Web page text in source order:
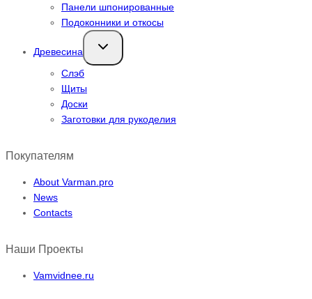
Панели шпонированные
Подоконники и откосы
Древесина
Переключить
дочернее
Слэб
Щиты
Доски
Заготовки для рукоделия
Покупателям
About Varman.pro
News
Contacts
Наши Проекты
Vamvidnee.ru